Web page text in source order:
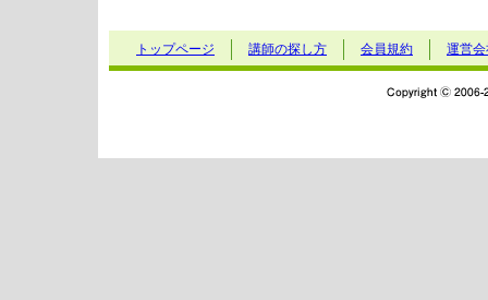
トップページ 講師の探し方 会員規約 運営